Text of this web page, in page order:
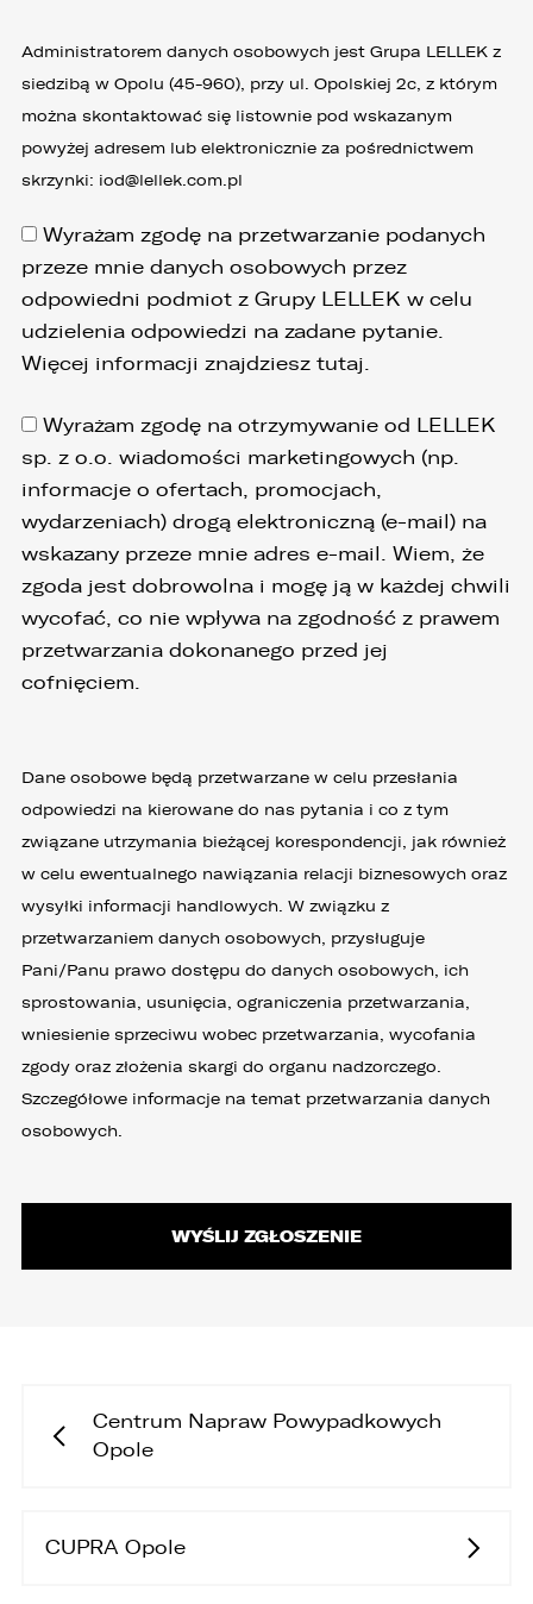
Administratorem danych osobowych jest Grupa LELLEK z
siedzibą w Opolu (45-960), przy ul. Opolskiej 2c, z którym
można skontaktować się listownie pod wskazanym
powyżej adresem lub elektronicznie za pośrednictwem
skrzynki: iod@lellek.com.pl
Wyrażam zgodę na przetwarzanie podanych
przeze mnie danych osobowych przez
odpowiedni podmiot z Grupy LELLEK w celu
udzielenia odpowiedzi na zadane pytanie.
Więcej informacji znajdziesz tutaj.
Wyrażam zgodę na otrzymywanie od LELLEK
sp. z o.o. wiadomości marketingowych (np.
informacje o ofertach, promocjach,
wydarzeniach) drogą elektroniczną (e-mail) na
wskazany przeze mnie adres e-mail. Wiem, że
zgoda jest dobrowolna i mogę ją w każdej chwili
wycofać, co nie wpływa na zgodność z prawem
przetwarzania dokonanego przed jej
cofnięciem.
Dane osobowe będą przetwarzane w celu przesłania
odpowiedzi na kierowane do nas pytania i co z tym
związane utrzymania bieżącej korespondencji, jak również
w celu ewentualnego nawiązania relacji biznesowych oraz
wysyłki informacji handlowych. W związku z
przetwarzaniem danych osobowych, przysługuje
Pani/Panu prawo dostępu do danych osobowych, ich
sprostowania, usunięcia, ograniczenia przetwarzania,
wniesienie sprzeciwu wobec przetwarzania, wycofania
zgody oraz złożenia skargi do organu nadzorczego.
Szczegółowe informacje na temat przetwarzania danych
osobowych.
Centrum Napraw Powypadkowych
Opole
CUPRA Opole